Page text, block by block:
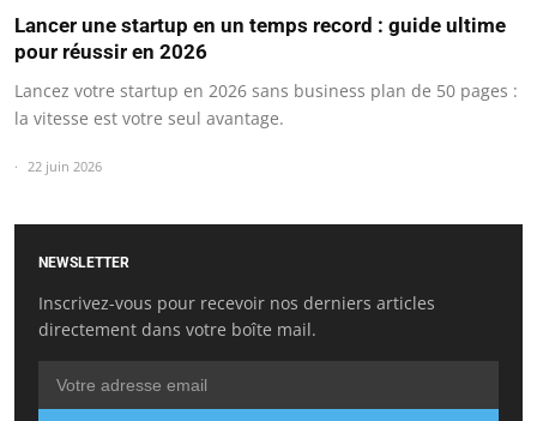
Lancer une startup en un temps record : guide ultime
pour réussir en 2026
Lancez votre startup en 2026 sans business plan de 50 pages :
la vitesse est votre seul avantage.
22 juin 2026
NEWSLETTER
Inscrivez-vous pour recevoir nos derniers articles
directement dans votre boîte mail.